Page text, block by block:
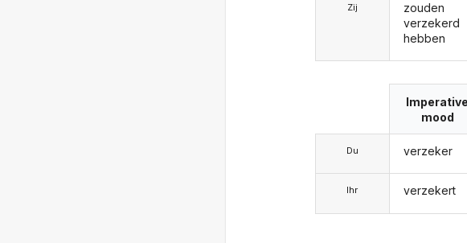
Zij
zouden
verzekerd
hebben
Du
Ihr
Imperative
mood
verzeker
verzekert